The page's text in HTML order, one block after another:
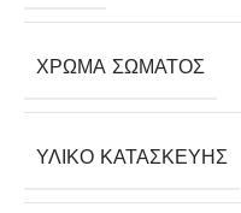
ΧΡΏΜΑ ΣΏΜΑΤΟΣ
ΥΛΙΚΌ ΚΑΤΑΣΚΕΥΉΣ